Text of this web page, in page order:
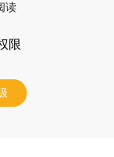
读
限